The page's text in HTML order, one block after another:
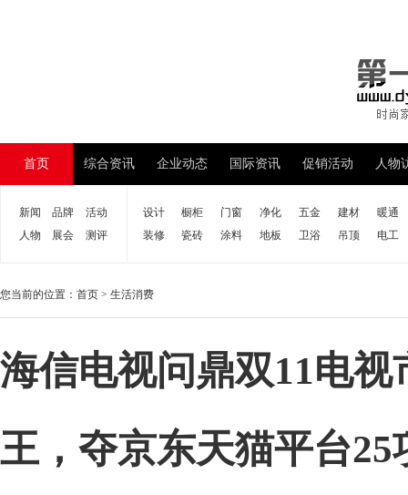
首页 综合资讯 企业动态 国际资讯 促销活动 人物
新闻 品牌
活动
人物
展会 测评
设计 橱柜 门窗 净化 五金 建材
暖通
装修
瓷砖 涂料 地板 卫浴 吊顶 电工
您当前的位置： 首页 > 生活消费
海信电视问鼎双11电视
王，夺京东天猫平台25